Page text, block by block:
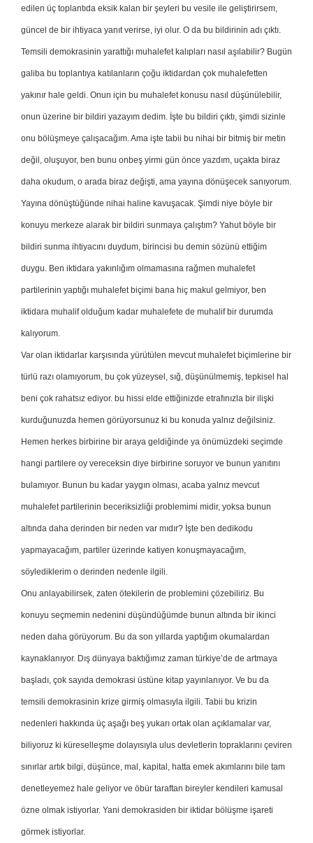
edilen üç toplantıda eksik kalan bir şeyleri bu vesile ile geliştirirsem,
güncel de bir ihtiyaca yanıt verirse, iyi olur. O da bu bildirinin adı çıktı.
Temsili demokrasinin yarattığı muhalefet kalıpları nasıl aşılabilir? Bugün
galiba bu toplantıya katılanların çoğu iktidardan çok muhalefetten
yakınır hale geldi. Onun için bu muhalefet konusu nasıl düşünülebilir,
onun üzerine bir bildiri yazayım dedim. İşte bu bildiri çıktı, şimdi sizinle
onu bölüşmeye çalışacağım. Ama işte tabii bu nihai bir bitmiş bir metin
değil, oluşuyor, ben bunu onbeş yirmi gün önce yazdım, uçakta biraz
daha okudum, o arada biraz değişti, ama yayına dönüşecek sanıyorum.
Yayına dönüştüğünde nihai haline kavuşacak. Şimdi niye böyle bir
konuyu merkeze alarak bir bildiri sunmaya çalıştım? Yahut böyle bir
bildiri sunma ihtiyacını duydum, birincisi bu demin sözünü ettiğim
duygu. Ben iktidara yakınlığım olmamasına rağmen muhalefet
partilerinin yaptığı muhalefet biçimi bana hiç makul gelmiyor, ben
iktidara muhalif olduğum kadar muhalefete de muhalif bir durumda
kalıyorum.
Var olan iktidarlar karşısında yürütülen mevcut muhalefet biçimlerine bir
türlü razı olamıyorum, bu çok yüzeysel, sığ, düşünülmemiş, tepkisel hal
beni çok rahatsız ediyor. bu hissi elde ettiğinizde etrafınızla bir ilişki
kurduğunuzda hemen görüyorsunuz ki bu konuda yalnız değilsiniz.
Hemen herkes birbirine bir araya geldiğinde ya önümüzdeki seçimde
hangi partilere oy vereceksin diye birbirine soruyor ve bunun yanıtını
bulamıyor. Bunun bu kadar yaygın olması, acaba yalnız mevcut
muhalefet partilerinin beceriksizliği problemimi midir, yoksa bunun
altında daha derinden bir neden var mıdır? İşte ben dedikodu
yapmayacağım, partiler üzerinde katiyen konuşmayacağım,
söylediklerim o derinden nedenle ilgili.
Onu anlayabilirsek, zaten ötekilerin de problemini çözebiliriz. Bu
konuyu seçmemin nedenini düşündüğümde bunun altında bir ikinci
neden daha görüyorum. Bu da son yıllarda yaptığım okumalardan
kaynaklanıyor. Dış dünyaya baktığımız zaman türkiye’de de artmaya
başladı, çok sayıda demokrasi üstüne kitap yayınlanıyor. Ve bu da
temsili demokrasinin krize girmiş olmasıyla ilgili. Tabii bu krizin
nedenleri hakkında üç aşağı beş yukarı ortak olan açıklamalar var,
biliyoruz ki küreselleşme dolayısıyla ulus devletlerin topraklarını çeviren
sınırlar artık bilgi, düşünce, mal, kapital, hatta emek akımlarını bile tam
denetleyemez hale geliyor ve öbür taraftan bireyler kendileri kamusal
özne olmak istiyorlar. Yani demokrasiden bir iktidar bölüşme işareti
görmek istiyorlar.